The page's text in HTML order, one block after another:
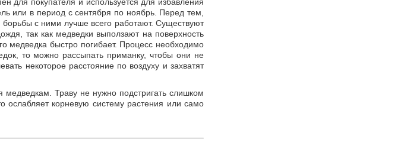
или в период с сентября по ноябрь. Перед тем,
борьбы с ними лучше всего работают. Существуют
так как медведки выползают на поверхность
медведка быстро погибает. Процесс необходимо
то можно рассыпать приманку, чтобы они не
некоторое расстояние по воздуху и захватят
медведкам. Траву не нужно подстригать слишком
ослабляет корневую систему растения или само